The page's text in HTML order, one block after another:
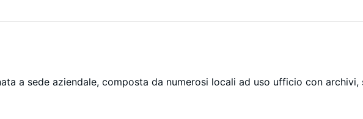
a sede aziendale, composta da numerosi locali ad uso ufficio con archivi,